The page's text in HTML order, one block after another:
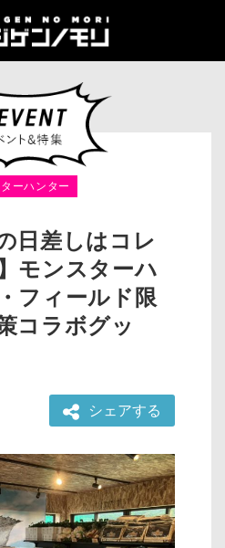
ーハンター
日差しはコレ
モンスターハ
フィールド限
コラボグッ
シェアする